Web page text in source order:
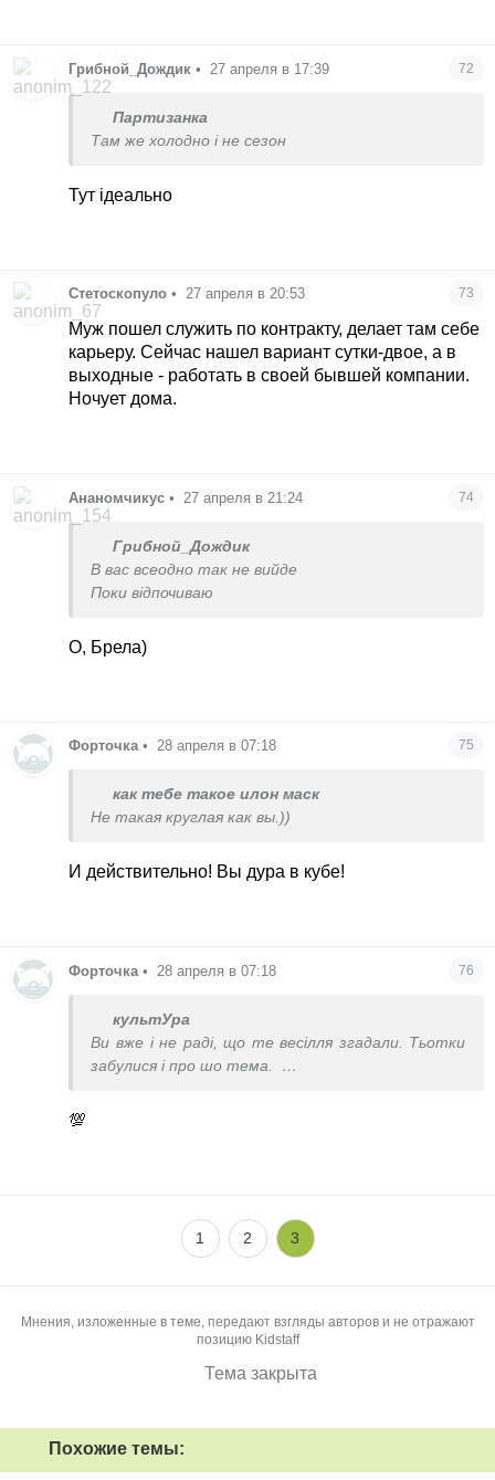
Грибной_Дождик • 27 апреля в 17:39 72
Партизанка
Там же холодно і не сезон
Тут ідеально
Стетоскопуло • 27 апреля в 20:53 73
Муж пошел служить по контракту, делает там себе
карьеру. Сейчас нашел вариант сутки-двое, а в
выходные - работать в своей бывшей компании.
Ночует дома.
Ананомчикус • 27 апреля в 21:24 74
Грибной_Дождик
В вас всеодно так не вийде
Поки відпочиваю
О, Брела)
Форточка • 28 апреля в 07:18 75
как тебе такое илон маск
Не такая круглая как вы.))
И действительно! Вы дура в кубе!
Форточка • 28 апреля в 07:18 76
культУра
Ви вже і не раді, що те весілля згадали. Тьотки
забулися і про шо тема.
💯
1 2 3
Мнения, изложенные в теме, передают взгляды авторов и не отражают
позицию Kidstaff
Тема закрыта
Похожие темы: